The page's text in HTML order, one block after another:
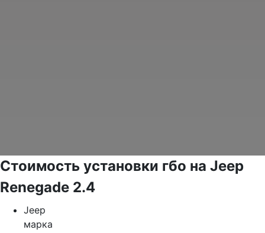
Стоимость установки гбо на Jeep
Renegade 2.4
Jeep
марка